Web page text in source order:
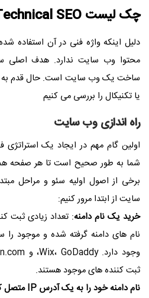
چک لیست Technical SEO
دلیل اینکه واژه فنی در آن استفاده
محتوا وب سایت ندارد. هدف اصلی
ساخت یک وب سایت است. حال قدم به
یا تکنیکال را بررسی می کنیم
راه اندازی وب سایت
اولین گام مهم در ایجاد یک
شما به طور صحیح است تا هر صفحه
برخی از اصول اولیه سئو و مراحل
سایت از ابتدا مرور کنیم:
خرید یک نام دامنه: تعداد زیادی ثبت
نام های دامنه گرفته شده و موجود
ثبت کننده های موجود هستند.
نام دامنه خود را به یک آدرس IP متصل کنید